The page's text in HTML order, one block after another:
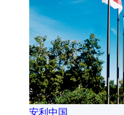
安利中国